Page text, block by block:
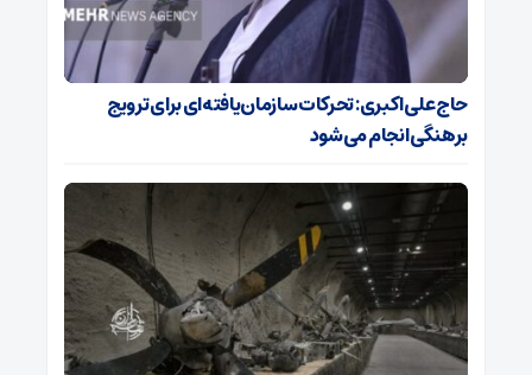
حاج‌علی‌اکبری: تحرکات سازمان‌یافته‌ای برای ترویج
برهنگی انجام می‌شود